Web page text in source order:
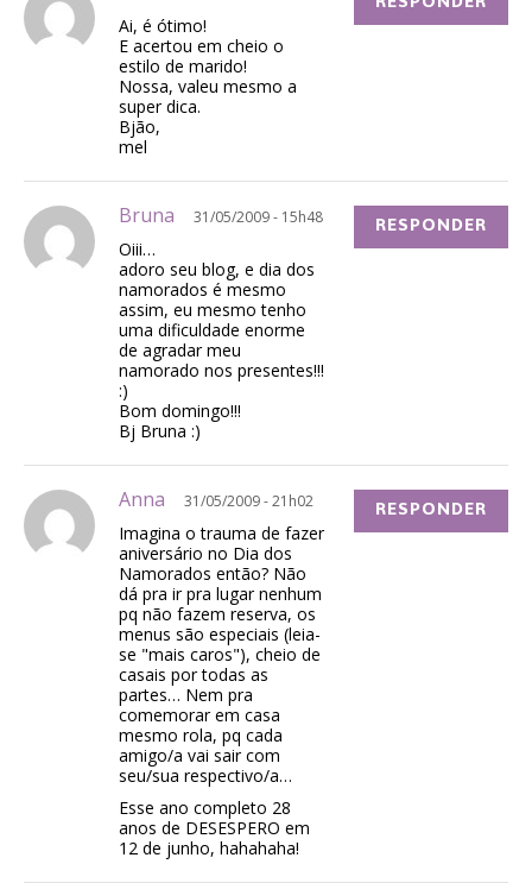
Ai, é ótimo!
E acertou em cheio o
estilo de marido!
Nossa, valeu mesmo a
super dica.
Bjão,
mel
Bruna 31/05/2009 - 15h48
Oiii…
adoro seu blog, e dia dos
namorados é mesmo
assim, eu mesmo tenho
uma dificuldade enorme
de agradar meu
namorado nos presentes!!!
:)
Bom domingo!!!
Bj Bruna :)
RESPONDER
Anna 31/05/2009 - 21h02
Imagina o trauma de fazer
aniversário no Dia dos
Namorados então? Não
dá pra ir pra lugar nenhum
pq não fazem reserva, os
menus são especiais (leia-
se "mais caros"), cheio de
casais por todas as
partes… Nem pra
comemorar em casa
mesmo rola, pq cada
amigo/a vai sair com
seu/sua respectivo/a…
Esse ano completo 28
anos de DESESPERO em
12 de junho, hahahaha!
RESPONDER